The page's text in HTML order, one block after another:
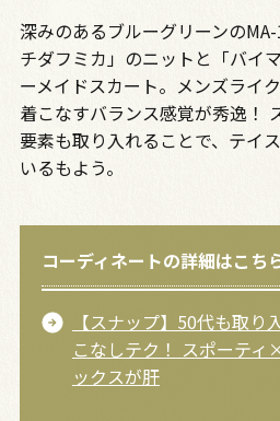
深みのあるブルーグリーンの
チダフミカ」のニットと「バイ
ーメイドスカート。メンズライ
着こなすバランス感覚が秀逸！
要素も取り入れることで、テイ
いるもよう。
コーディネートの詳細はこち
【スナップ】50代も取り
こなしテク！ スポーテ
ックスが肝